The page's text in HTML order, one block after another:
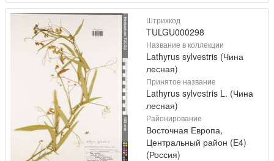
Штрихкод
TULGU000298
Название в коллекции
Lathyrus sylvestris (Чина
лесная)
Принятое название
Lathyrus sylvestris L. (Чина
лесная)
Районирование
Восточная Европа,
Центральный район (E4)
(Россия)